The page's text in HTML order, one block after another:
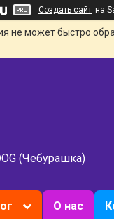
Создать сайт на
не может быстро
(Чебурашка)
О нас